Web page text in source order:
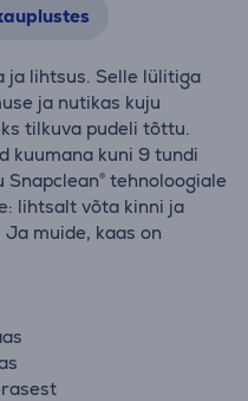
ja lihtsus. Selle lülitiga
ja nutikas kuju
tilkuva pudeli tõttu.
kuumana kuni 9 tundi
Snapclean® tehnoloogiale
lihtsalt võta kinni ja
muide, kaas on